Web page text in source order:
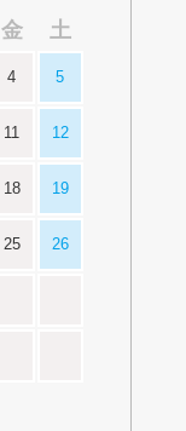
金 土
4 5
11 12
18 19
25 26